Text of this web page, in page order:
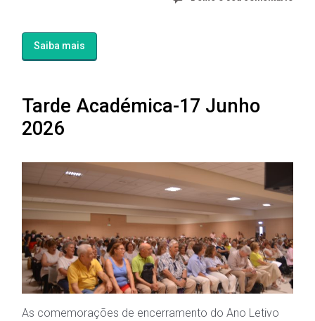
Saiba mais
Tarde Académica-17 Junho
2026
As comemorações de encerramento do Ano Letivo